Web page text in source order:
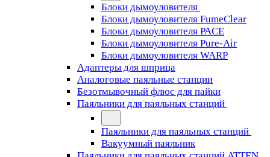
Блоки дымоуловителя
Блоки дымоуловителя FumeClear
Блоки дымоуловителя PACE
Блоки дымоуловителя Pure-Air
Блоки дымоуловителя WARP
Адаптеры для шприца
Аналоговые паяльные станции
Безотмывочный флюс для пайки
Паяльники для паяльных станций
Паяльники для паяльных станций
Вакуумный паяльник